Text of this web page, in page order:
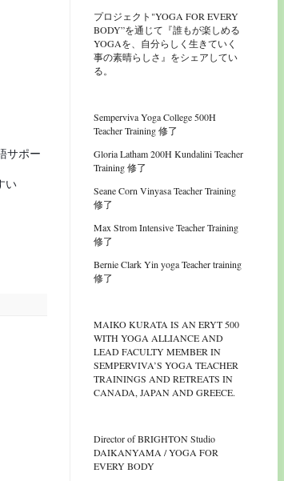
サポー
い
プロジェクト"YOGA FOR EVERY
BODY”を通じて『誰もが楽しめる
YOGAを、自分らしく生きていく
事の素晴らしさ』をシェアしてい
る。
Semperviva Yoga College 500H
Teacher Training 修了
Gloria Latham 200H Kundalini Teacher
Training 修了
Seane Corn Vinyasa Teacher Training
修了
Max Strom Intensive Teacher Training
修了
Bernie Clark Yin yoga Teacher training
修了
MAIKO KURATA IS AN ERYT 500
WITH YOGA ALLIANCE AND
LEAD FACULTY MEMBER IN
SEMPERVIVA’S YOGA TEACHER
TRAININGS AND RETREATS IN
CANADA, JAPAN AND GREECE.
Director of BRIGHTON Studio
DAIKANYAMA / YOGA FOR
EVERY BODY